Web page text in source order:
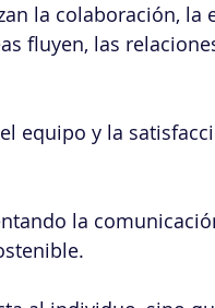
la colaboración, la
fluyen, las
equipo y la
la